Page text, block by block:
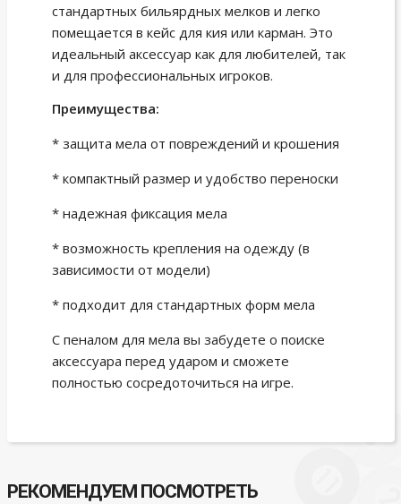
стандартных бильярдных мелков и легко
помещается в кейс для кия или карман. Это
идеальный аксессуар как для любителей, так
и для профессиональных игроков.
Преимущества:
* защита мела от повреждений и крошения
* компактный размер и удобство переноски
* надежная фиксация мела
* возможность крепления на одежду (в
зависимости от модели)
* подходит для стандартных форм мела
С пеналом для мела вы забудете о поиске
аксессуара перед ударом и сможете
полностью сосредоточиться на игре.
РЕКОМЕНДУЕМ ПОСМОТРЕТЬ